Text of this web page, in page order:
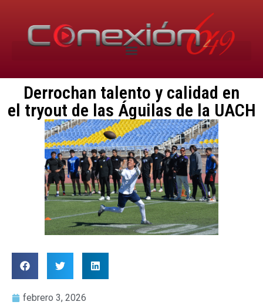
Derrochan talento y calidad en
el tryout de las Águilas de la UACH
febrero 3, 2026